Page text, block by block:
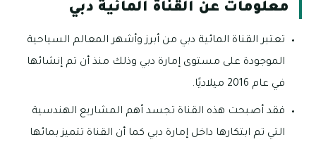
معلومات عن القناة المائية دبي
تعتبر القناة المائية دبي من أبرز وأشهر المعالم السياحية
الموجودة على مستوى إمارة دبي وذلك منذ أن تم إنشائها
في عام 2016 ميلاديًا.
فقد أصبحت هذه القناة تجسد أهم المشاريع الهندسية
التي تم ابتكارها داخل إمارة دبي كما أن القناة تتميز بمائها